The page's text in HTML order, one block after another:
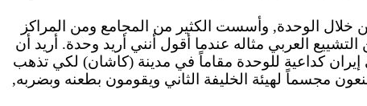
خلال الوحدة, وأسست الكثير من المجامع ومن المراكز
العربي مثاله عندما أقول أنني أريد وحدة. أريد أن
كداعية للوحدة مقاماً في مدينة (كاشان) لكي تذهب
مجسماً لهيئة الخليفة الثاني ويقومون بطعنه وبضربه,